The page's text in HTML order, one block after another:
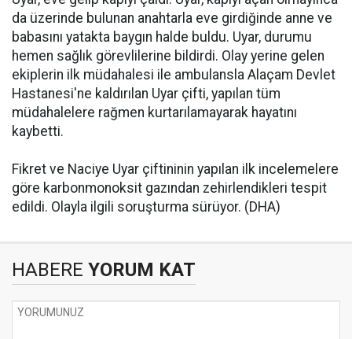
da üzerinde bulunan anahtarla eve girdiğinde anne ve
babasını yatakta baygın halde buldu. Uyar, durumu
hemen sağlık görevlilerine bildirdi. Olay yerine gelen
ekiplerin ilk müdahalesi ile ambulansla Alaçam Devlet
Hastanesi'ne kaldırılan Uyar çifti, yapılan tüm
müdahalelere rağmen kurtarılamayarak hayatını
kaybetti.
Fikret ve Naciye Uyar çiftininin yapılan ilk incelemelere
göre karbonmonoksit gazından zehirlendikleri tespit
edildi. Olayla ilgili soruşturma sürüyor. (DHA)
HABERE YORUM KAT